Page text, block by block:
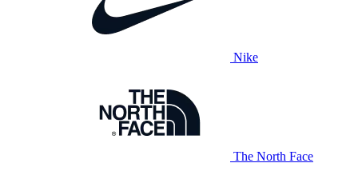
Nike
The North Face